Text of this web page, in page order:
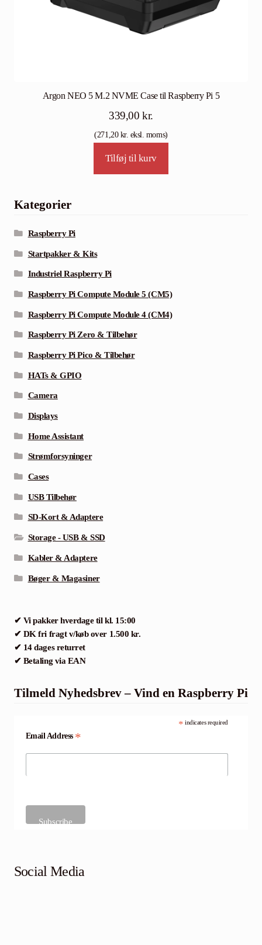
Argon NEO 5 M.2 NVME Case til Raspberry Pi 5
339,00kr.
(271,20kr. eksl. moms)
Tilføj til kurv
Kategorier
Raspberry Pi
Startpakker & Kits
Industriel Raspberry Pi
Raspberry Pi Compute Module 5 (CM5)
Raspberry Pi Compute Module 4 (CM4)
Raspberry Pi Zero & Tilbehør
Raspberry Pi Pico & Tilbehør
HATs & GPIO
Camera
Displays
Home Assistant
Strømforsyninger
Cases
USB Tilbehør
SD-Kort & Adaptere
Storage - USB & SSD
Kabler & Adaptere
Bøger & Magasiner
✔ Vi pakker hverdage til kl. 15:00
✔ DK fri fragt v/køb over 1.500 kr.
✔ 14 dages returret
✔ Betaling via EAN
Tilmeld Nyhedsbrev – Vind en Raspberry Pi
* indicates required
Email Address *
Social Media